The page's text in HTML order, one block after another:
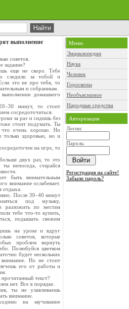
выполнение
советов.
задание?
еще не скоро. Тебе
следили за тобой и
это не про тебя, то
и собранным.
домашнего
минут, то стоит
сосредоточиться.
за раз и сидишь без
стоит подумать. Ты
что очень хорошо. Но
только здоровью, но и
на игре, то
двух раз, то это
ты непоседа, старайся
быть внимательным
внимание ослабевает.
отдыха.
После 30–40 минут
под музыку,
разложить по местам
тебе что-то купить,
подышать свежим
на уроке и вдруг
советов, которые
проблем вернуть
Полюбуйся цветком
будет нескольких
внимание. Но не стоит
его от работы и
прочитанный текст?
нет. Все в порядке.
ты не улавливаешь
внимание.
на заучивание
Меню
Энциклопедии
Наука
Человек
Гороскопы
Необъяснимое
Народные средства
Авторизация
Логин:
Пароль:
Регистрация на сайте!
Забыли пароль?